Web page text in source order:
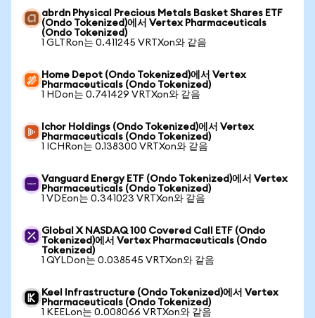
abrdn Physical Precious Metals Basket Shares ETF
(Ondo Tokenized)에서 Vertex Pharmaceuticals
(Ondo Tokenized)
1 GLTRon는 0.411245 VRTXon와 같음
Home Depot (Ondo Tokenized)에서 Vertex
Pharmaceuticals (Ondo Tokenized)
1 HDon는 0.741429 VRTXon와 같음
Ichor Holdings (Ondo Tokenized)에서 Vertex
Pharmaceuticals (Ondo Tokenized)
1 ICHRon는 0.138300 VRTXon와 같음
Vanguard Energy ETF (Ondo Tokenized)에서 Vertex
Pharmaceuticals (Ondo Tokenized)
1 VDEon는 0.341023 VRTXon와 같음
Global X NASDAQ 100 Covered Call ETF (Ondo
Tokenized)에서 Vertex Pharmaceuticals (Ondo
Tokenized)
1 QYLDon는 0.038545 VRTXon와 같음
Keel Infrastructure (Ondo Tokenized)에서 Vertex
Pharmaceuticals (Ondo Tokenized)
1 KEELon는 0.008066 VRTXon와 같음